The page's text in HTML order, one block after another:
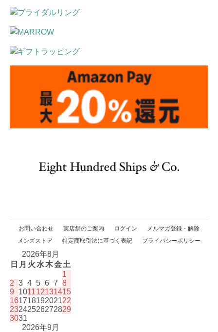
お問い合わせ 実店舗のご案内 ログイン
メルマガ登録・解除
メンズストア
特定商取引法に基づく表記 プライバシーポリシー
2026年8月
日 月 火 水木金土
1
2 3 4 5 6 7 8
9
101112131415
16171819202122
23242526272829
3031
2026年9月